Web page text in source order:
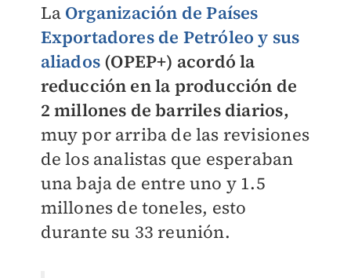
La Organización de Países
Exportadores de Petróleo y sus
aliados (OPEP+) acordó la
reducción en la producción de
2 millones de barriles diarios,
muy por arriba de las revisiones
de los analistas que esperaban
una baja de entre uno y 1.5
millones de toneles, esto
durante su 33 reunión.